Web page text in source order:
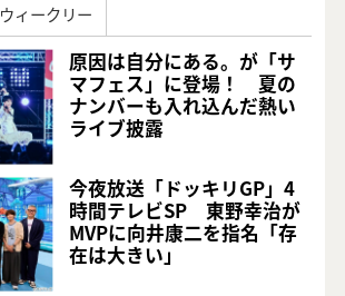
ウィークリー
原因は自分にある。が「サ
マフェス」に登場！ 夏の
ナンバーも入れ込んだ熱い
ライブ披露
今夜放送「ドッキリGP」4
時間テレビSP 東野幸治が
MVPに向井康二を指名「存
在は大きい」